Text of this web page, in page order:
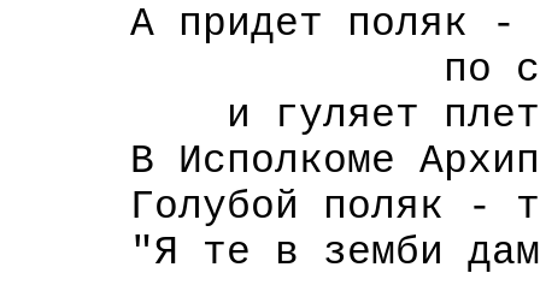
А придет поляк -
по спине
и гуляет плеть
В Исполкоме
Голубой поляк -
"Я те в земби дам